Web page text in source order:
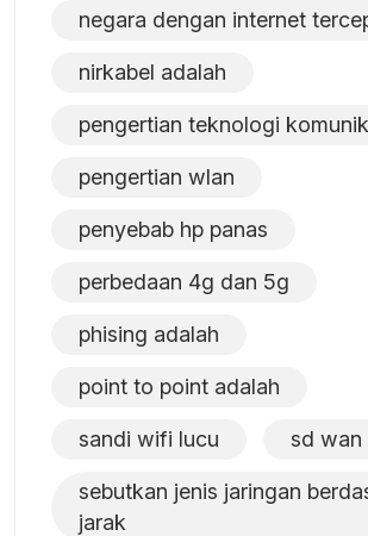
negara dengan internet
nirkabel adalah
pengertian teknologi
pengertian wlan
penyebab hp panas
perbedaan 4g dan 5g
phising adalah
point to point adalah
sandi wifi lucu sd wan
sebutkan jenis jaringan
jarak